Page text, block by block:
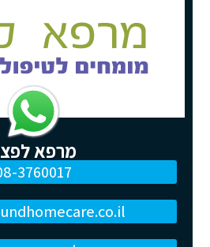
מרפא
3760017